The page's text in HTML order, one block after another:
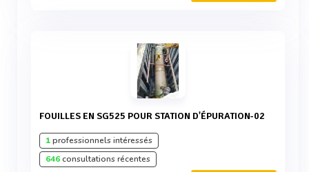
FOUILLES EN SG525 POUR STATION D'ÉPURATION-02
1professionnels intéressés
646consultations récentes